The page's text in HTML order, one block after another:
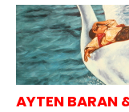
AYTEN BARAN